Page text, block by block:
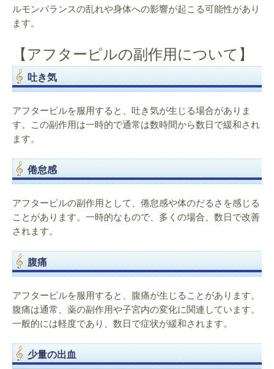
ルモンバランスの乱れや身体への影響が起こる可能性があり
ます。
【アフターピルの副作用について】
吐き気
アフターピルを服用すると、吐き気が生じる場合がありま
す。この副作用は一時的で通常は数時間から数日で緩和され
ます。
倦怠感
アフターピルの副作用として、倦怠感や体のだるさを感じる
ことがあります。一時的なもので、多くの場合、数日で改善
されます。
腹痛
アフターピルを服用すると、腹痛が生じることがあります。
腹痛は通常、薬の副作用や子宮内の変化に関連しています。
一般的には軽度であり、数日で症状が緩和されます。
少量の出血